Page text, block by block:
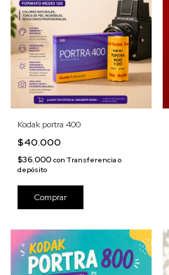
Kodak portra 400
$40.000
$36.000 con Transferencia o
depósito